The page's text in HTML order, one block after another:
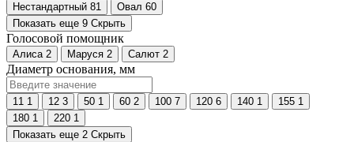
Нестандартный 81 Овал 60
Показать еще 9 Скрыть
Голосовой помощник
Алиса 2 Маруся 2 Салют 2
Диаметр основания, мм
11 1 12 3 50 1 60 2 100 7 120 6 140 1 155 1
180 1 220 1
Показать еще 2 Скрыть